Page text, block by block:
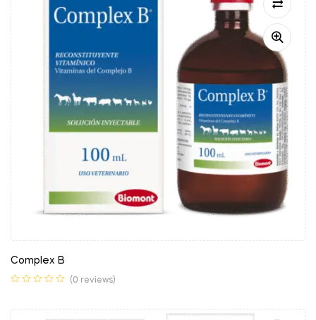
Complex B
(0 reviews)